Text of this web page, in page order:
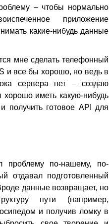
– чтобы нормально
приложение
какие-нибудь данные
мне сделать телефонный
и все бы хорошо, но ведь в
сервера нет – создаю
хорошо иметь какую-нибудь
получить готовое API для
по-нашему, по-
отдавал подготовленный
данные возвращает, но
пути (например,
и получив ломку в